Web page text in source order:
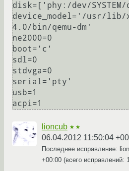
disk=['phy:/dev/SYSTEM/
device_model='/usr/lib/
4.0/bin/qemu-dm'
ne2000=0
boot='c'
sdl=0
stdvga=0
serial='pty'
usb=1
lioncub ★★
06.04.2012 11:50:04
Последнее исправление:
+00:00 (всего исправлений: